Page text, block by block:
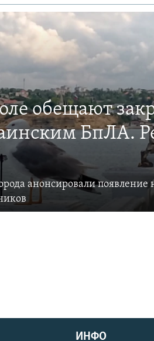
обещают
БпЛА.
анонсировали
ИНФО